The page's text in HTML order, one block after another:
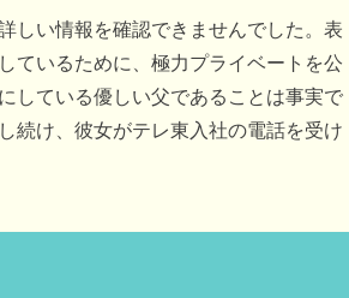
しい情報を確認できませんでした。表
ているために、極力プライベートを公
している優しい父であることは事実で
続け、彼女がテレ東入社の電話を受け